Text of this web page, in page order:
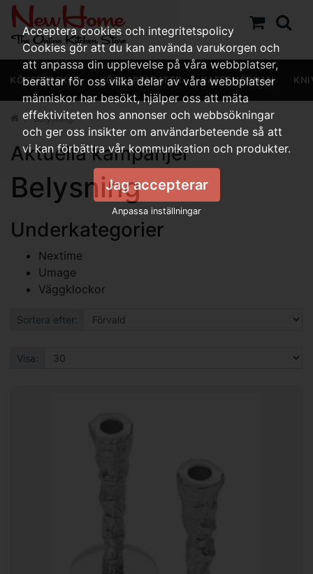
KÖKSREDSKAP KÖKSAPPARATER KAFFEHÖRNAN
Belysning
Aktuella kampanjer
Belysning
Underkategorier
Nextime
Umage
Väggklockor
Sortera efter:
Visa:
Acceptera cookies och integritetspolicy
Cookies gör att du kan använda varukorgen och
att anpassa din upplevelse på våra webbplatser,
berättar för oss vilka delar av våra webbplatser
människor har besökt, hjälper oss att mäta
effektiviteten hos annonser och webbsökningar
och ger oss insikter om användarbeteende så att
vi kan förbättra vår kommunikation och produkter.
Jag accepterar
Anpassa inställningar